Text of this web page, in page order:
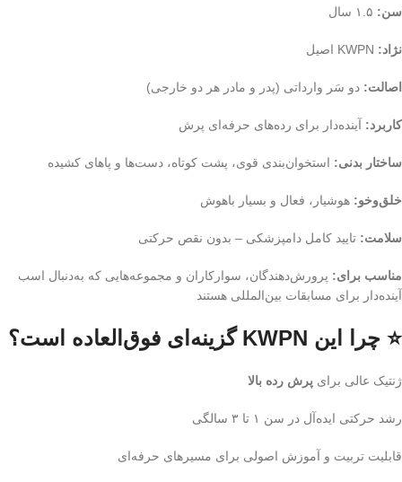
سن:
نژاد:
اصالت: دو سَر وارداتی (پدر و مادر هر دو خارجی)
کاربرد: آینده‌دار برای رده‌های حرفه‌ای پرش
ساختار بدنی: استخوان‌بندی قوی، پشت کوتاه، دست‌ها و پاهای کشیده
خلق‌وخو: هوشیار، فعال و بسیار باهوش
سلامت: تایید کامل دامپزشکی – بدون نقص حرکتی
مناسب برای: پرورش‌دهندگان، سوارکاران و مجموعه‌هایی که به‌دنبال اسب
آینده‌دار برای مسابقات بین‌المللی هستند
⭐ چرا این KWPN گزینه‌ای فوق‌العاده است؟
ژنتیک عالی برای پرش رده بالا
رشد حرکتی ایده‌آل در سن ۱ تا ۳ سالگی
قابلیت تربیت و آموزش اصولی برای مسیرهای حرفه‌ای